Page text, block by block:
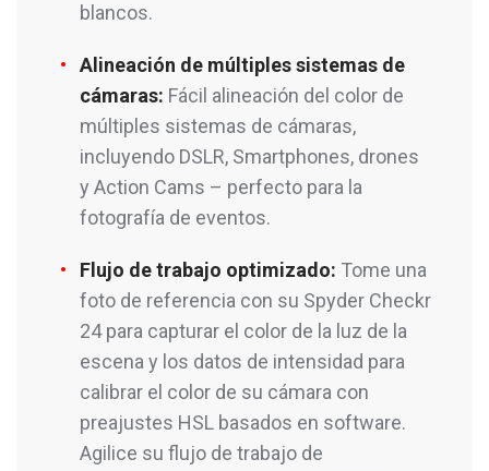
blancos.
Alineación de múltiples sistemas de
cámaras: Fácil alineación del color de
múltiples sistemas de cámaras,
incluyendo DSLR, Smartphones, drones
y Action Cams – perfecto para la
fotografía de eventos.
Flujo de trabajo optimizado: Tome una
foto de referencia con su Spyder Checkr
24 para capturar el color de la luz de la
escena y los datos de intensidad para
calibrar el color de su cámara con
preajustes HSL basados en software.
Agilice su flujo de trabajo de